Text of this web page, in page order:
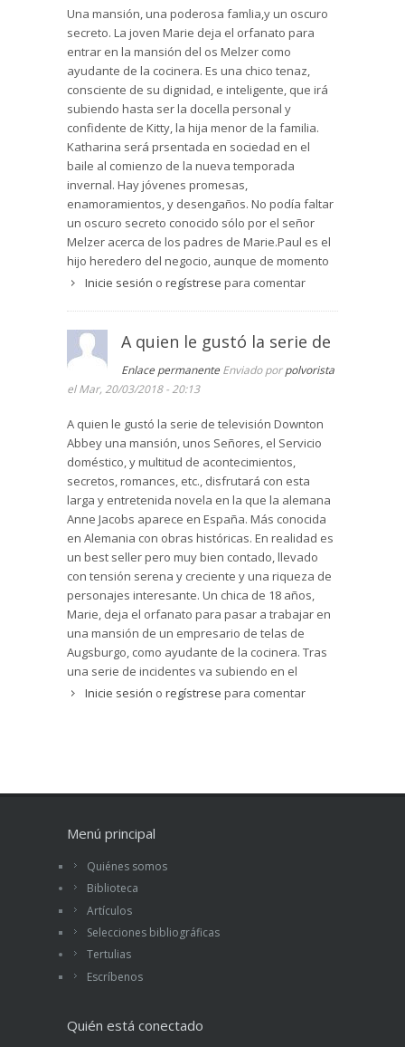
Desde el punto de vista del narrador, tal y como
es necesario en este tipo de género, el relato
está en tercera persona omnisciente para poder
conocer los pensamientos y sentimientos de los
personajes: sus deseos más profundos, sus
verdaderas intenciones, su pasado más oscuro,
con los que se va a ir fraguando la intriga y el
misterio en la narración. En este sentido, la obra
cumple con las expectativas románticas a la
perfección: el amor será el eje fundamental de
los hechos, amores imposibles, prohibidos o
incomprendidos, y los amantes que deben
superar todo tipo de obstáculos que se
interponen en su relación. Asimismo, juegan un
papel esencial los recuerdos y las historias del
la de los criados, que guardan algún desliz, algún
pecado, algún secreto inconfesable: una división
también de los personajes en buenos y malos,
que recibirán su recompensa correspondiente.
En esta ocasión, el misterio principal será el
huérfana, quizá hija ilegítima, hecho que le
impide ocupar su verdadero lugar entre los
miembros de la familia Melzer.
Con un estilo elegante y una escritura fluida, la
autora Anne Jacobs sabe presentar con acierto
la vida de la alta sociedad (nobles y nuevos ricos
industriales) a principios del siglo XX en una
ciudad alemana, donde brillan algunos rasgos
costumbristas y un cierto sabor local, como los
barrios de la ciudad baja y la extraordinaria
fábrica de telas. Sus descripciones largas y
minuciosas, especialmente de la magnífica
mansión (que da título a la obra), de sus
estancias y de sus jardines, de las aposentos de
Una mansión, una poderosa famlia,y un oscuro
secreto. La joven Marie deja el orfanato para
entrar en la mansión del os Melzer como
ayudante de la cocinera. Es una chico tenaz,
consciente de su dignidad, e inteligente, que irá
subiendo hasta ser la docella personal y
confidente de Kitty, la hija menor de la familia.
Katharina será prsentada en sociedad en el
baile al comienzo de la nueva temporada
invernal. Hay jóvenes promesas,
enamoramientos, y desengaños. No podía faltar
un oscuro secreto conocido sólo por el señor
Melzer acerca de los padres de Marie.Paul es el
hijo heredero del negocio, aunque de momento
no sigue bien sus estudios. Más tarde madurará
Es una novela larga, como ahora se lleva, con
mucho interés, positiva, con premio al esfuezo y
a los buenos sentimientos. Una emocionane
otra saga de Danton Abbey. Como se estila es
una novela feminista positva con gran
protagonismo de las mujeres, que encantará a
muchas, y también a los varones.
Inicie sesión o regístrese para comentar
A quien le gustó la serie de
Enlace permanente Enviado porpolvorista
el Mar, 20/03/2018 - 20:13
A quien le gustó la serie de televisión Downton
Abbey una mansión, unos Señores, el Servicio
doméstico, y multitud de acontecimientos,
secretos, romances, etc., disfrutará con esta
larga y entretenida novela en la que la alemana
Anne Jacobs aparece en España. Más conocida
en Alemania con obras históricas. En realidad es
un best seller pero muy bien contado, llevado
con tensión serena y creciente y una riqueza de
personajes interesante. Un chica de 18 años,
Marie, deja el orfanato para pasar a trabajar en
una mansión de un empresario de telas de
Augsburgo, como ayudante de la cocinera. Tras
una serie de incidentes va subiendo en el
escalafón hasta llegar a ser doncella personal
Inicie sesión o regístrese para comentar
Menú principal
Quiénes somos
Biblioteca
Artículos
Selecciones bibliográficas
Tertulias
Escríbenos
Quién está conectado